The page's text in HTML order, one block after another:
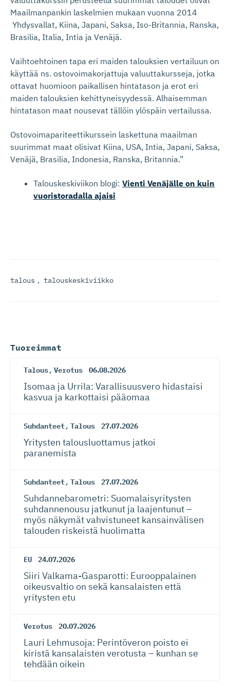
Maailmanpankin laskelmien mukaan vuonna 2014
Yhdysvallat, Kiina, Japani, Saksa, Iso-Britannia, Ranska,
Brasilia, Italia, Intia ja Venäjä.
Vaihtoehtoinen tapa eri maiden talouksien vertailuun on
käyttää ns. ostovoimakorjattuja valuuttakursseja, jotka
ottavat huomioon paikallisen hintatason ja erot eri
maiden talouksien kehittyneisyydessä. Alhaisemman
hintatason maat nousevat tällöin ylöspäin vertailussa.
Ostovoimapariteettikurssein laskettuna maailman
suurimmat maat olisivat Kiina, USA, Intia, Japani, Saksa,
Venäjä, Brasilia, Indonesia, Ranska, Britannia.”
Talouskeskiviikon blogi: Vienti Venäjälle on kuin
vuoristoradalla ajaisi
talous , talouskeskiviikko
Tuoreimmat
Talous, Verotus 06.08.2026
Isomaa ja Urrila: Varallisuusvero hidastaisi
kasvua ja karkottaisi pääomaa
Suhdanteet, Talous 27.07.2026
Yritysten talousluottamus jatkoi
paranemista
Suhdanteet, Talous 27.07.2026
Suhdanneba­ro­metri: Suomalaisy­ri­tysten
suhdannenousu jatkunut ja laajentunut –
myös näkymät vahvistuneet kansainvälisen
talouden riskeistä huolimatta
EU 24.07.2026
Siiri Valkama-Gas­pa­rotti: Eurooppalainen
oikeusvaltio on sekä kansalaisten että
yritysten etu
Verotus 20.07.2026
Lauri Lehmusoja: Perintöveron poisto ei
kiristä kansalaisten verotusta – kunhan se
tehdään oikein